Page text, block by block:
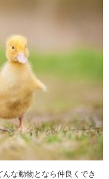
な動物となら仲良くでき